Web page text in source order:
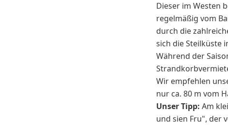
Dieser im Westen
regelmäßig vom
durch die
sich die Steilküste
Während der
Wir empfehlen
nur ca. 80 m vom
Unser Tipp: Am
und sien Fru", der